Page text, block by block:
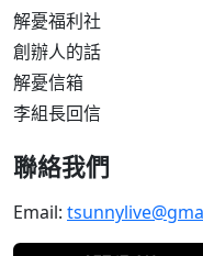
解憂福利社
創辦人的話
解憂信箱
李組長回信
聯絡我們
Email: